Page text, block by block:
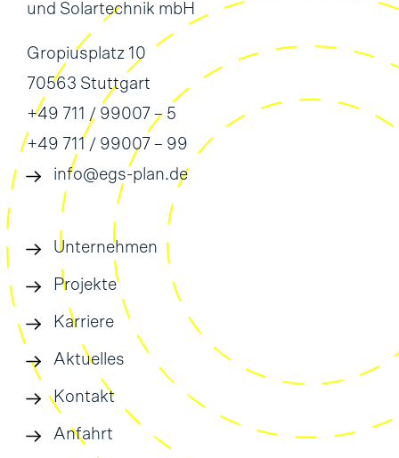
und Solartechnik mbH
Gropiusplatz 10
70563 Stuttgart
+49 711 / 99007 – 5
+49 711 / 99007 – 99
info@egs-plan.de
Unternehmen
Projekte
Karriere
Aktuelles
Kontakt
Anfahrt